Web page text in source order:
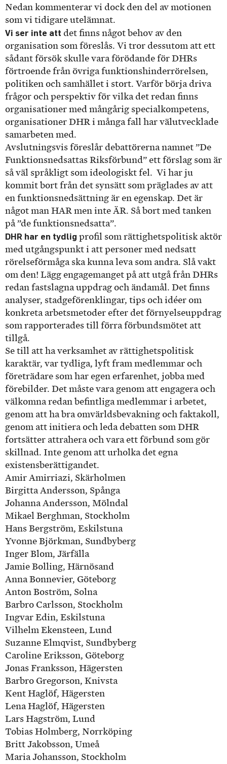
Nedan kommenterar vi dock den del av motionen
som vi tidigare utelämnat.
Vi ser inte att det finns något behov av den
organisation som föreslås. Vi tror dessutom att ett
sådant försök skulle vara förödande för DHRs
förtroende från övriga funktionshinderrörelsen,
politiken och samhället i stort. Varför börja driva
frågor och perspektiv för vilka det redan finns
organisationer med mångårig specialkompetens,
organisationer DHR i många fall har välutvecklade
samarbeten med.
Avslutningsvis föreslår debattörerna namnet ”De
Funktionsnedsattas Riksförbund” ett förslag som är
så väl språkligt som ideologiskt fel. Vi har ju
kommit bort från det synsätt som präglades av att
en funktionsnedsättning är en egenskap. Det är
något man HAR men inte ÄR. Så bort med tanken
på ”de funktionsnedsatta”.
DHR har en tydlig profil som rättighetspolitisk aktör
med utgångspunkt i att personer med nedsatt
rörelseförmåga ska kunna leva som andra. Slå vakt
om den! Lägg engagemanget på att utgå från DHRs
redan fastslagna uppdrag och ändamål. Det finns
analyser, stadgeförenklingar, tips och idéer om
konkreta arbetsmetoder efter det förnyelseuppdrag
som rapporterades till förra förbundsmötet att
tillgå.
Se till att ha verksamhet av rättighetspolitisk
karaktär, var tydliga, lyft fram medlemmar och
företrädare som har egen erfarenhet, jobba med
förebilder. Det måste vara genom att engagera och
välkomna redan befintliga medlemmar i arbetet,
genom att ha bra omvärldsbevakning och faktakoll,
genom att initiera och leda debatten som DHR
fortsätter attrahera och vara ett förbund som gör
skillnad. Inte genom att urholka det egna
existensberättigandet.
Amir Amirriazi, Skärholmen
Birgitta Andersson, Spånga
Johanna Andersson, Mölndal
Mikael Berghman, Stockholm
Hans Bergström, Eskilstuna
Yvonne Björkman, Sundbyberg
Inger Blom, Järfälla
Jamie Bolling, Härnösand
Anna Bonnevier, Göteborg
Anton Boström, Solna
Barbro Carlsson, Stockholm
Ingvar Edin, Eskilstuna
Vilhelm Ekensteen, Lund
Suzanne Elmqvist, Sundbyberg
Caroline Eriksson, Göteborg
Jonas Franksson, Hägersten
Barbro Gregorson, Knivsta
Kent Haglöf, Hägersten
Lena Haglöf, Hägersten
Lars Hagström, Lund
Tobias Holmberg, Norrköping
Britt Jakobsson, Umeå
Maria Johansson, Stockholm